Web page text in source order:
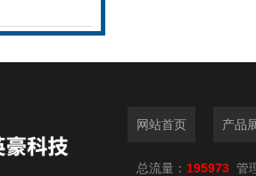
网站首页 产品
总流量： 195973 管